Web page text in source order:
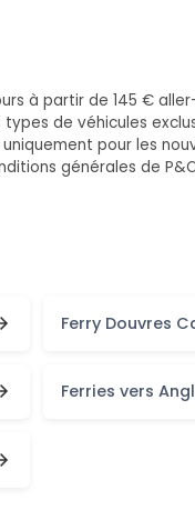
à partir de 145 €
de véhicules
pour les
générales de
Ferry Douvres
Ferries vers